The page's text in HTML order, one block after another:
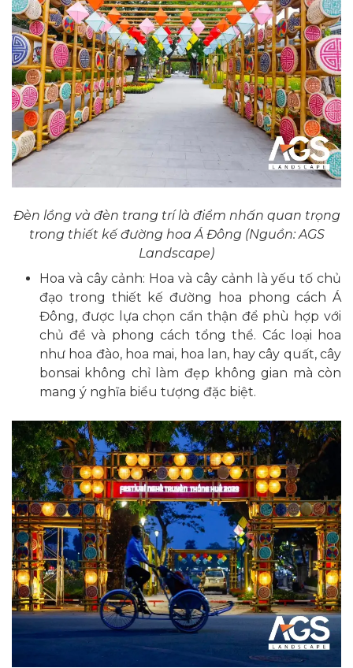
Đèn lồng và đèn trang trí là điểm nhấn quan trọng
trong thiết kế đường hoa Á Đông (Nguồn: AGS
Landscape)
Hoa và cây cảnh: Hoa và cây cảnh là yếu tố chủ
đạo trong thiết kế đường hoa phong cách Á
Đông, được lựa chọn cẩn thận để phù hợp với
chủ đề và phong cách tổng thể. Các loại hoa
như hoa đào, hoa mai, hoa lan, hay cây quất, cây
bonsai không chỉ làm đẹp không gian mà còn
mang ý nghĩa biểu tượng đặc biệt.